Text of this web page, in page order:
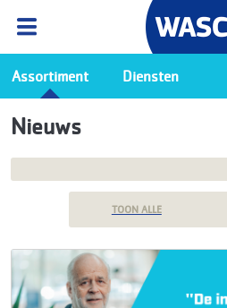
Ga naar de Wasco app
Assortiment Diensten
Nieuws
TOON ALLE